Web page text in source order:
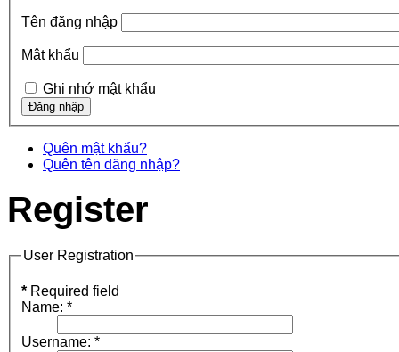
Tên đăng nhập
Mật khẩu
Ghi nhớ mật khẩu
Quên mật khẩu?
Quên tên đăng nhập?
Register
User Registration
* Required field
Name: *
Username: *